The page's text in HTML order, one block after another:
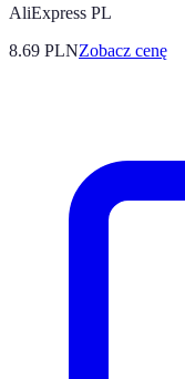
AliExpress PL
8.69 PLNZobacz cenę